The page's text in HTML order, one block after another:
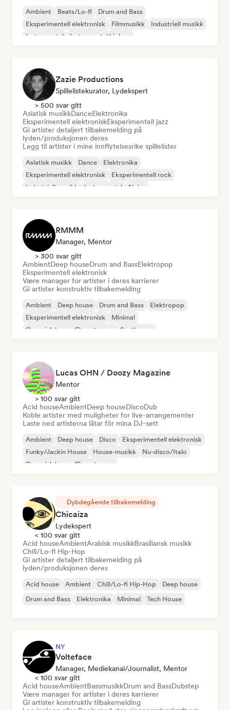
Ambient Beats/Lo-fi
Drum and Bass
Eksperimentell elektronisk
Filmmusikk
Industriell musikk
Instrumental
Instrumental hiphop
Zazie Productions
Spillelistekurator, Lydekspert
> 500 svar gitt
Asiatisk musikkDanceElektronika
Eksperimentell elektroniskEksperimentell jazz
Gi artister detaljert tilbakemelding på
lyden/produksjonen deres
Legg til artister i mine innflytelsesrike spillelister
Asiatisk musikk Dance
Elektronika
Eksperimentell elektronisk
Eksperimentell rock
Industriell musikk
Instrumental Noise
RMMM
Manager, Mentor
> 300 svar gitt
AmbientDeep houseDrum and BassElektropop
Eksperimentell elektronisk
Være manager for artister i deres karrierer
Gi artister konstruktiv tilbakemelding
Ambient Deep house Drum and Bass
Elektropop
Eksperimentell elektronisk
Minimal
Organisk house/Downtempo
Synthwave
Lucas OHN / Doozy Magazine
Mentor
> 100 svar gitt
Acid houseAmbientDeep houseDiscoDub
Koble artister med muligheter for live-arrangementer
Laste ned artisterna låtar för mina DJ-sett
Ambient Deep house Disco
Eksperimentell elektronisk
Funky/Jackin House
House-musikk
Nu-disco/Italo
Organisk house/Downtempo
Dybdegående tilbakemelding
Chicaiza
Lydekspert
< 100 svar gitt
Acid houseAmbientArabisk musikkBrasiliansk musikk
Chill/Lo-fi Hip-Hop
Gi artister detaljert tilbakemelding på
lyden/produksjonen deres
Acid house Ambient Chill/Lo-fi Hip-Hop
Deep house
Drum and Bass
Elektronika Minimal Tech House
NY
Volteface
Manager, Mediekanal/journalist, Mentor
< 100 svar gitt
Acid houseAmbientBassmusikkDrum and BassDubstep
Være manager for artister i deres karrierer
Gi artister konstruktiv tilbakemelding